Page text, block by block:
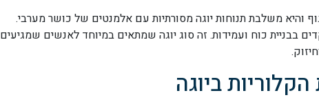
והיא משלבת תנוחות יוגה מסורתיות עם אלמנטים של כושר מערבי.
בבניית כוח ועמידות. זה סוג יוגה שמתאים במיוחד לאנשים שמגיעים
ביוגה